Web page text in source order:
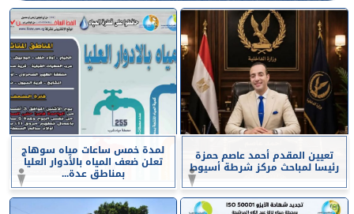
تعيين المقدم أحمد عاصم حمزة
رئيسا لمباحث مركز شرطة أسيوط
لمدة خمس ساعات مياه سوهاج
تعلن ضعف المياه بالأدوار العليا
بمناطق عدة...